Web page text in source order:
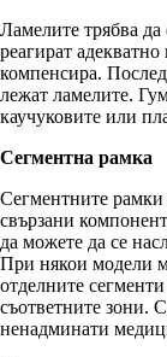
Ламелите трябва да
реагират
компенсира.
лежат ламелите.
каучуковите или
Сегментна рамка
Сегментните рамки
свързани
да можете да се
При някои модели
отделните
съответните зони.
ненадминати